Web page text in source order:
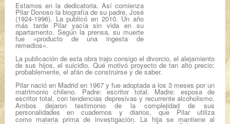
Estamos en la dedicatoria. Así comienza
Pilar Donoso la biografía de su padre, José
(1924-1996). La publicó en 2010. Un año
más tarde Pilar yacía sin vida en su
apartamento. Según la prensa, su muerte
fue «producto de una ingesta de
remedios».
La publicación de esta obra trajo consigo el divorcio, el alejamiento
de sus hijos, el suicidio. Qué motivó proyecto de tan alto precio:
probablemente, el afán de construirse y de saber.
Pilar nació en Madrid en 1967 y fue adoptada a los 3 meses por un
matrimonio chileno. Padre: escritor total. Madre: esposa de
escritor total, con tendencias depresivas y recurrente alcoholismo.
Ambos dejaron testimonio de la complejidad de sus
personalidades en cuadernos y diarios, que Pilar utiliza
como materia primade investigación. La hija se mantiene al